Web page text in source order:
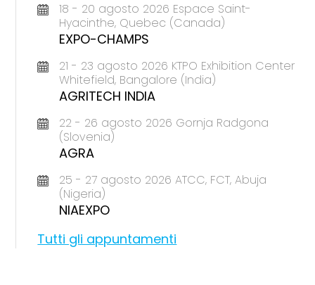
18 - 20 agosto 2026 Espace Saint-
Hyacinthe, Quebec (Canada)
EXPO-CHAMPS
21 - 23 agosto 2026 KTPO Exhibition Center
Whitefield, Bangalore (India)
AGRITECH INDIA
22 - 26 agosto 2026 Gornja Radgona
(Slovenia)
AGRA
25 - 27 agosto 2026 ATCC, FCT, Abuja
(Nigeria)
NIAEXPO
Tutti gli appuntamenti